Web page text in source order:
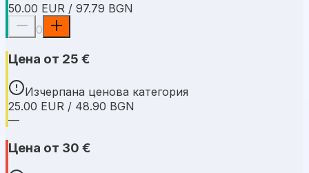
50.00 EUR / 97.79 BGN
0
Цена от 25 €
Изчерпана ценова категория
25.00 EUR / 48.90 BGN
—
Цена от 30 €